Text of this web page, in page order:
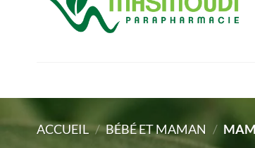
ACCUEIL / BÉBÉ ET MAMAN /